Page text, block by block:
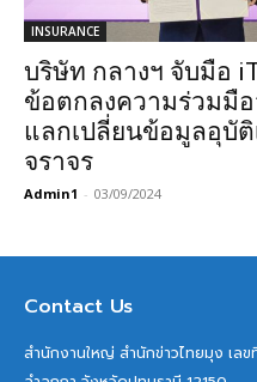
INSURANCE
บริษัท กลางฯ จับมือ
ข้อตกลงความร่วมมื
แลกเปลี่ยนข้อมูลอุบั
จราจร
Admin1 - 03/09/2024
Contact Us
สำนักงานใหญ่ สำนักข่าวไทยมุง เล